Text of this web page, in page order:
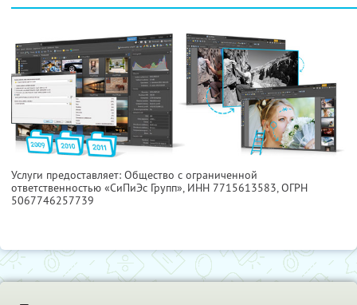
Услуги предоставляет: Общество с ограниченной
ответственностью «СиПиЭс Групп», ИНН 7715613583, ОГРН
5067746257739